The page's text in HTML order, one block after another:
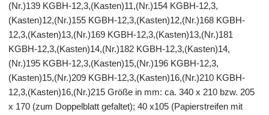
(Nr.)139 KGBH-12,3,(Kasten)11,(Nr.)154 KGBH-12,3,
(Kasten)12,(Nr.)155 KGBH-12,3,(Kasten)12,(Nr.)168 KGBH-
12,3,(Kasten)13,(Nr.)169 KGBH-12,3,(Kasten)13,(Nr.)181
KGBH-12,3,(Kasten)14,(Nr.)182 KGBH-12,3,(Kasten)14,
(Nr.)195 KGBH-12,3,(Kasten)15,(Nr.)196 KGBH-12,3,
(Kasten)15,(Nr.)209 KGBH-12,3,(Kasten)16,(Nr.)210 KGBH-
12,3,(Kasten)16,(Nr.)215 Größe in mm: ca. 340 x 210 bzw. 205
x 170 (zum Doppelblatt gefaltet); 40 x105 (Papierstreifen mit